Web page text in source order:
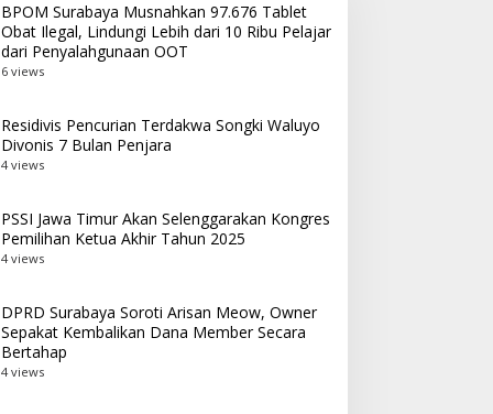
BPOM Surabaya Musnahkan 97.676 Tablet
Obat Ilegal, Lindungi Lebih dari 10 Ribu Pelajar
dari Penyalahgunaan OOT
6 views
Residivis Pencurian Terdakwa Songki Waluyo
Divonis 7 Bulan Penjara
4 views
PSSI Jawa Timur Akan Selenggarakan Kongres
Pemilihan Ketua Akhir Tahun 2025
4 views
DPRD Surabaya Soroti Arisan Meow, Owner
Sepakat Kembalikan Dana Member Secara
Bertahap
4 views